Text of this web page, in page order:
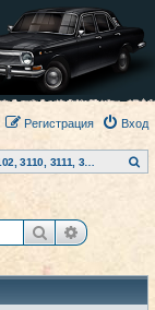
Вход
Регистрация
3102, 3110, 3111, 31105, Siber
о
Поиск